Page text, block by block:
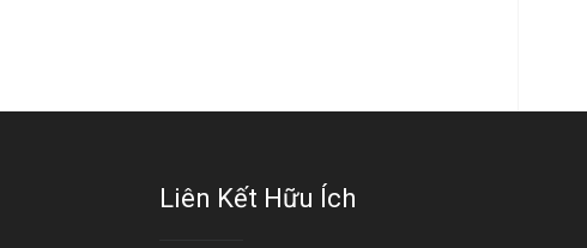
Liên Kết Hữu Ích